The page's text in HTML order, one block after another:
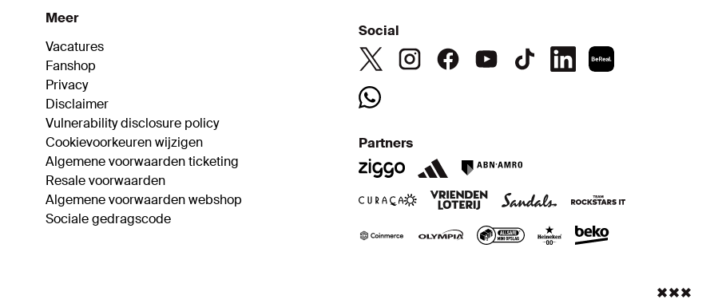
Meer
Vacatures
Fanshop
Privacy
Disclaimer
Vulnerability disclosure policy
Cookievoorkeuren wijzigen
Algemene voorwaarden ticketing
Resale voorwaarden
Algemene voorwaarden webshop
Sociale gedragscode
Social
Partners